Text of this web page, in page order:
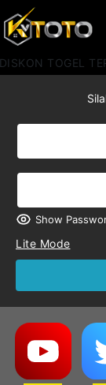
TOGEL
Show
Lite Mode